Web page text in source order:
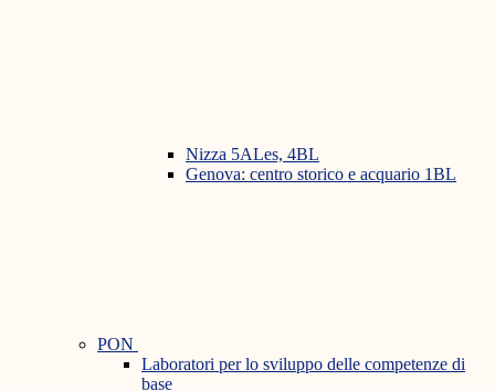
Nizza 5ALes, 4BL
Genova: centro storico e acquario 1BL
PON
Laboratori per lo sviluppo delle competenze di
base